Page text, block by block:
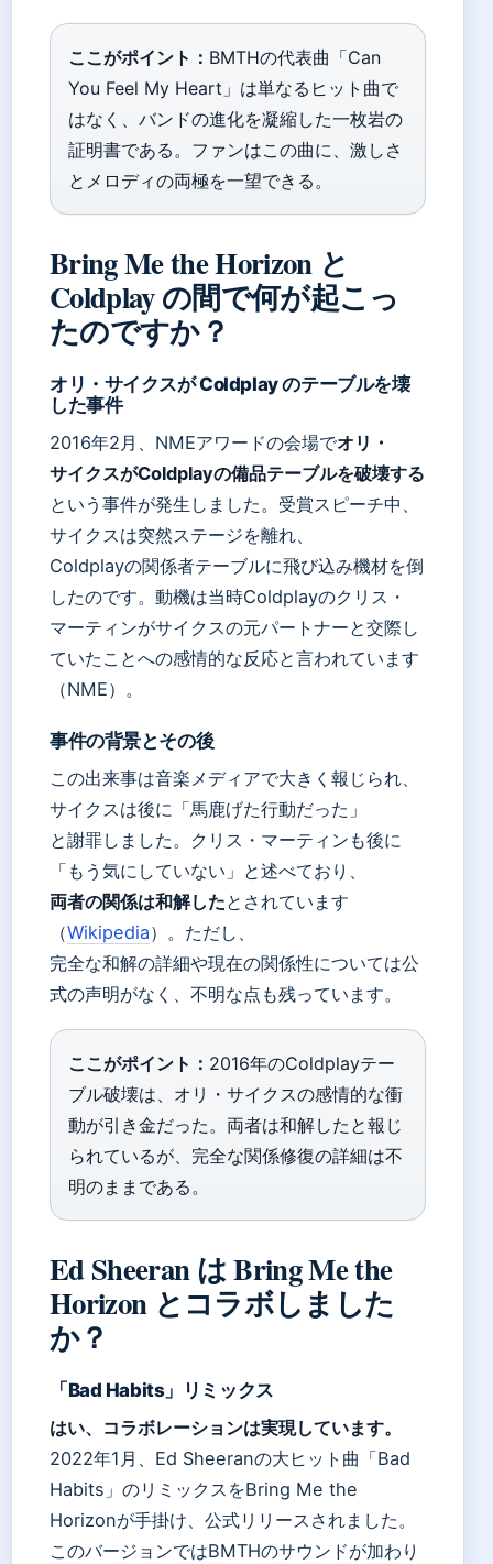
ここがポイント： BMTHの代表曲「Can
You Feel My Heart」は単なるヒット曲で
はなく、バンドの進化を凝縮した一枚岩の
証明書である。ファンはこの曲に、激しさ
とメロディの両極を一望できる。
Bring Me the Horizon と
Coldplay の間で何が起こっ
たのですか？
オリ・サイクスが Coldplay のテーブルを壊
した事件
2016年2月、NMEアワードの会場でオリ・
サイクスがColdplayの備品テーブルを破壊する
という事件が発生しました。受賞スピーチ中、
サイクスは突然ステージを離れ、
Coldplayの関係者テーブルに飛び込み機材を倒
したのです。動機は当時Coldplayのクリス・
マーティンがサイクスの元パートナーと交際し
ていたことへの感情的な反応と言われています
（NME）。
事件の背景とその後
この出来事は音楽メディアで大きく報じられ、
サイクスは後に「馬鹿げた行動だった」
と謝罪しました。クリス・マーティンも後に
「もう気にしていない」と述べており、
両者の関係は和解したとされています
（Wikipedia）。ただし、
完全な和解の詳細や現在の関係性については公
式の声明がなく、不明な点も残っています。
ここがポイント： 2016年のColdplayテー
ブル破壊は、オリ・サイクスの感情的な衝
動が引き金だった。両者は和解したと報じ
られているが、完全な関係修復の詳細は不
明のままである。
Ed Sheeran は Bring Me the
Horizon とコラボしました
か？
「Bad Habits」リミックス
はい、コラボレーションは実現しています。
2022年1月、Ed Sheeranの大ヒット曲「Bad
Habits」のリミックスをBring Me the
Horizonが手掛け、公式リリースされました。
このバージョンではBMTHのサウンドが加わり